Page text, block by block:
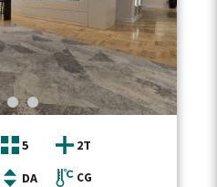
5
2T
DA CG